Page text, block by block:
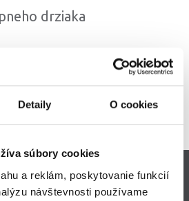
Detaily O cookies
súbory cookies
a reklám, poskytovanie funkcií
návštevnosti používame
drziaka
Zistite viac